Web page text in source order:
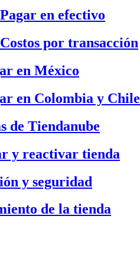
Pagar en efectivo
Costos por transacción
en México
en Colombia y Chile
de Tiendanube
y reactivar tienda
y seguridad
de la tienda